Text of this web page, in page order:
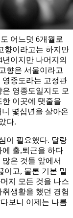
어느덧 6개월로
향이라고는 하지만
이지만 나머지의
향은 서울이라고
종도라는 고정관
영종도일지도 모
이곳에 탯줄을
몇십년을 살아온
다.
이 필요했다. 달랑
출,퇴근을 하다
은 것들 앞에서
이고, 물론 기본 밑
지 모든 것을 나스
생활을 했던 경험
보니 이제는 나름